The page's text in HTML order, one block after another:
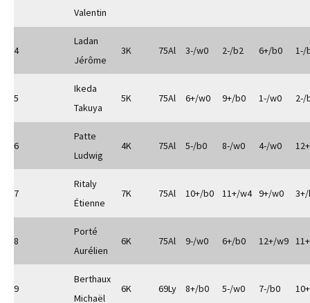
Valentin
4
Ladan
Jérôme
3K 75Al 3-/w0 2-/b2 6+/b0 1-/
5
Ikeda
Takuya
5K 75Al 6+/w0 9+/b0 1-/w0 2-/
6
Patte
Ludwig
4K 75Al 5-/b0 8-/w0 4-/w0
7
Ritaly
Étienne
7K 75Al 10+/b0 11+/w4 9+/w0
8
Porté
Aurélien
6K 75Al 9-/w0 6+/b0 12+/w9
9
Berthaux
Michaël
6K 69Ly 8+/b0 5-/w0 7-/b0